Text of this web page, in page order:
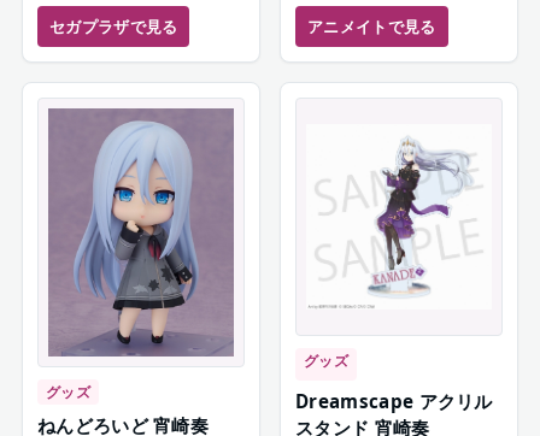
セガプラザで見る
アニメイトで見る
グッズ
ねんどろいど 宵崎奏
グッズ
Dreamscape アクリル
スタンド 宵崎奏